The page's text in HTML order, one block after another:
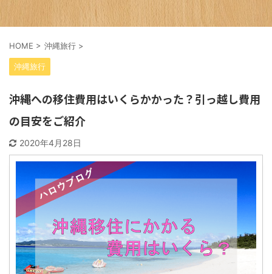
HOME > 沖縄旅行 >
沖縄旅行
沖縄への移住費用はいくらかかった？引っ越し費用
の目安をご紹介
2020年4月28日